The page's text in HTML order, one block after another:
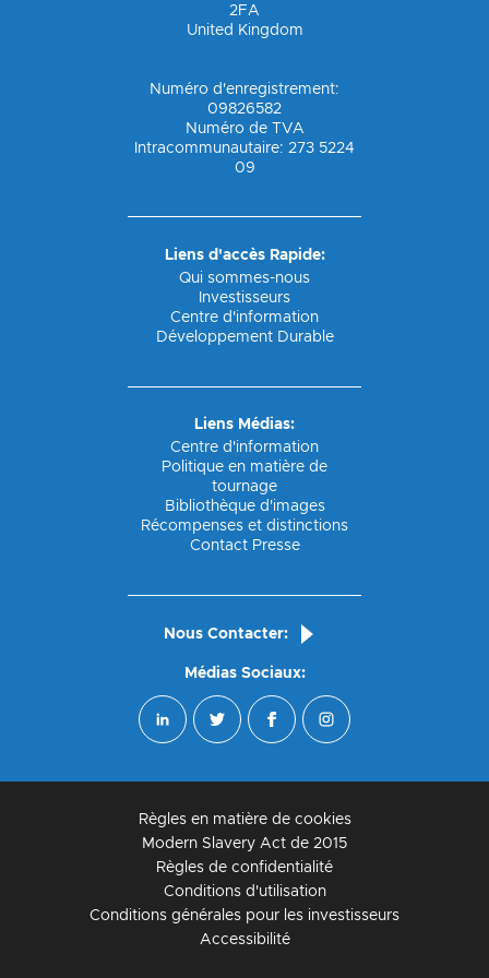
2FA
United Kingdom
Numéro d'enregistrement:
09826582
Numéro de TVA
Intracommunautaire: 273 5224
09
Liens d'accès Rapide:
Qui sommes-nous
Investisseurs
Centre d'information
Développement Durable
Liens Médias:
Centre d'information
Politique en matière de
tournage
Bibliothèque d'images
Récompenses et distinctions
Contact Presse
Nous Contacter:
Médias Sociaux:
Règles en matière de cookies
Modern Slavery Act de 2015
Règles de confidentialité
Conditions d'utilisation
Conditions générales pour les investisseurs
Accessibilité